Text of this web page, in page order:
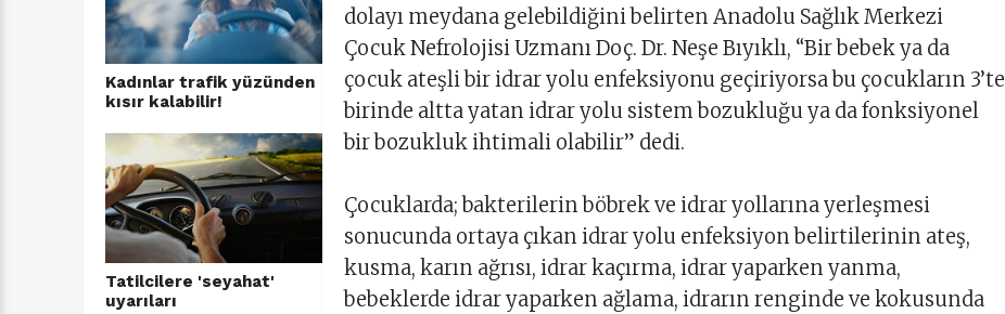
Kadınlar trafik yüzünden
kısır kalabilir!
Tatilcilere 'seyahat'
uyarıları
dolayı meydana gelebildiğini belirten Anadolu Sağlık Merkezi
Çocuk Nefrolojisi Uzmanı Doç. Dr. Neşe Bıyıklı, “Bir bebek ya da
çocuk ateşli bir idrar yolu enfeksiyonu geçiriyorsa bu çocukların 3’te
birinde altta yatan idrar yolu sistem bozukluğu ya da fonksiyonel
bir bozukluk ihtimali olabilir” dedi.
Çocuklarda; bakterilerin böbrek ve idrar yollarına yerleşmesi
sonucunda ortaya çıkan idrar yolu enfeksiyon belirtilerinin ateş,
kusma, karın ağrısı, idrar kaçırma, idrar yaparken yanma,
bebeklerde idrar yaparken ağlama, idrarın renginde ve kokusunda